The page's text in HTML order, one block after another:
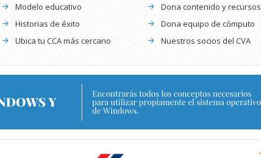
Modelo educativo
Historias de éxito
Ubica tu CCA más cercano
Dona contenido y recursos
Dona equipo de cómputo
Nuestros socios del CVA